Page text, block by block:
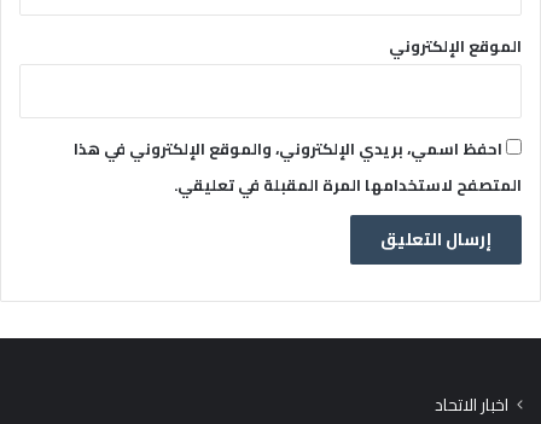
الموقع الإلكتروني
احفظ اسمي، بريدي الإلكتروني، والموقع الإلكتروني في هذا
المتصفح لاستخدامها المرة المقبلة في تعليقي.
اخبار الاتحاد